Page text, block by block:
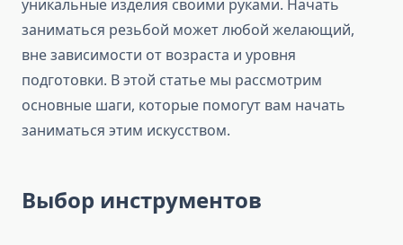
уникальные изделия своими руками. Начать
заниматься резьбой может любой желающий,
вне зависимости от возраста и уровня
подготовки. В этой статье мы рассмотрим
основные шаги, которые помогут вам начать
заниматься этим искусством.
Выбор инструментов